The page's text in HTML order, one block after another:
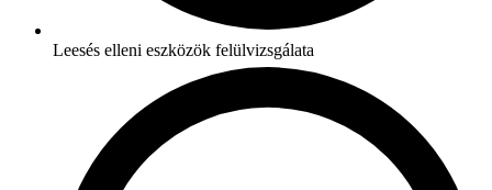
Leesés elleni eszközök felülvizsgálata